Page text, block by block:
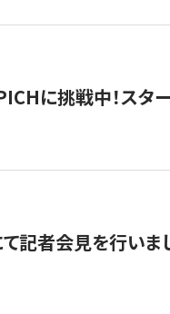
に挑戦中！スタ
記者会見を行いま